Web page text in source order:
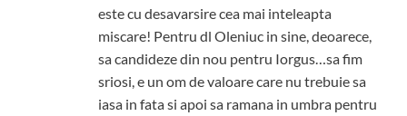
este cu desavarsire cea mai inteleapta
miscare! Pentru dl Oleniuc in sine, deoarece,
sa candideze din nou pentru Iorgus…sa fim
sriosi, e un om de valoare care nu trebuie sa
iasa in fata si apoi sa ramana in umbra pentru